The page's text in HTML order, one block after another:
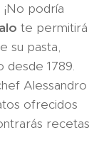
podría
te permitirá
su pasta,
desde 1789.
Alessandro
ofrecidos
recetas